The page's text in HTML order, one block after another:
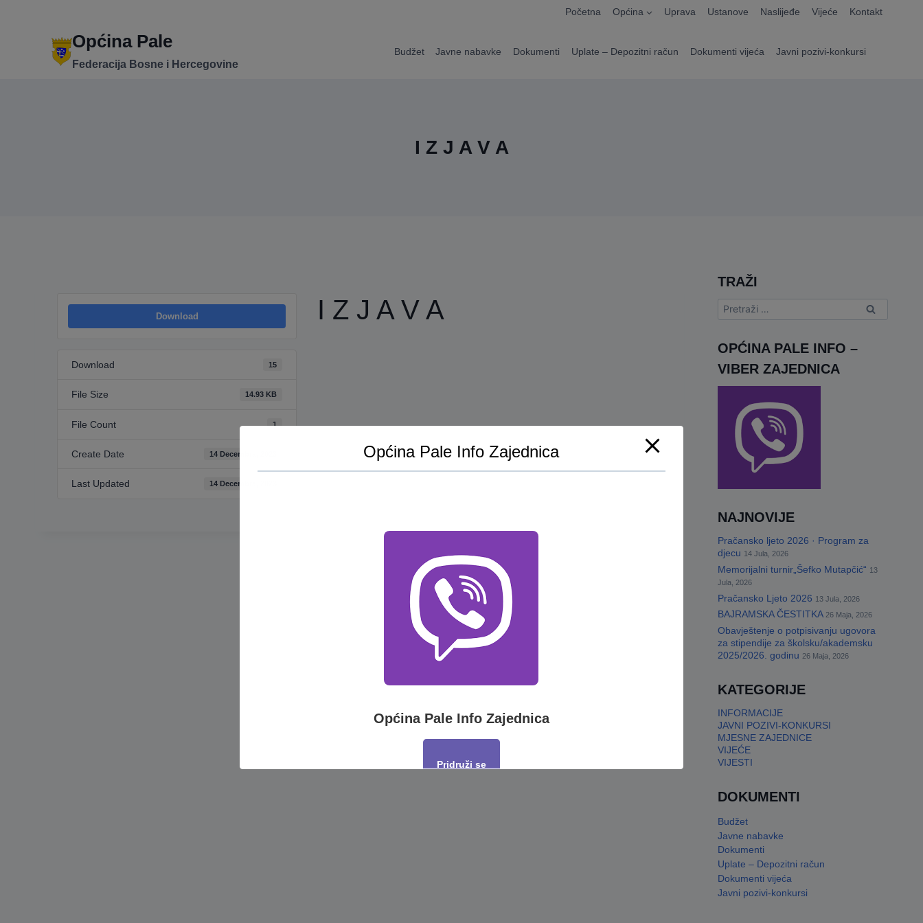
Početna Općina Uprava Ustanove Naslijeđe Vijeće Kontakt
Općina Pale
Federacija Bosne i Hercegovine
Budžet Javne nabavke Dokumenti Uplate – Depozitni račun Dokumenti vijeća Javni pozivi-konkursi
I Z J A V A
Download
Download 15
File Size 14.93 KB
File Count 1
Create Date 14 Decembra, 2023
Last Updated 14 Decembra, 2023
I Z J A V A
TRAŽI
Pretraga:
OPĆINA PALE INFO –
VIBER ZAJEDNICA
NAJNOVIJE
Pračansko ljeto 2026 · Program za
djecu 14 Jula, 2026
Memorijalni turnir„Šefko Mutapčić“ 13
Jula, 2026
Pračansko Ljeto 2026 13 Jula, 2026
BAJRAMSKA ČESTITKA 26 Maja, 2026
Obavještenje o potpisivanju ugovora
za stipendije za školsku/akademsku
2025/2026. godinu 26 Maja, 2026
KATEGORIJE
INFORMACIJE
JAVNI POZIVI-KONKURSI
MJESNE ZAJEDNICE
VIJEĆE
VIJESTI
DOKUMENTI
Budžet
Javne nabavke
Dokumenti
Uplate – Depozitni račun
Dokumenti vijeća
Javni pozivi-konkursi
Općina Pale Info Zajednica
Općina Pale Info Zajednica
Pridruži se